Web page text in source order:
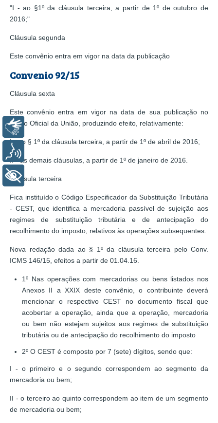
"I - ao §1º da cláusula terceira, a partir de 1º de outubro de
2016;"
Cláusula segunda
Este convênio entra em vigor na data da publicação
Convenio 92/15
Cláusula sexta
Este convênio entra em vigor na data de sua publicação no
Diário Oficial da União, produzindo efeito, relativamente:
I - ao § 1º da cláusula terceira, a partir de 1º de abril de 2016;
II - às demais cláusulas, a partir de 1º de janeiro de 2016.
Cláusula terceira
Fica instituído o Código Especificador da Substituição Tributária
- CEST, que identifica a mercadoria passível de sujeição aos
regimes de substituição tributária e de antecipação do
recolhimento do imposto, relativos às operações subsequentes.
Nova redação dada ao § 1º da cláusula terceira pelo Conv.
ICMS 146/15, efeitos a partir de 01.04.16.
1º Nas operações com mercadorias ou bens listados nos
Anexos II a XXIX deste convênio, o contribuinte deverá
mencionar o respectivo CEST no documento fiscal que
acobertar a operação, ainda que a operação, mercadoria
ou bem não estejam sujeitos aos regimes de substituição
tributária ou de antecipação do recolhimento do imposto
2º O CEST é composto por 7 (sete) dígitos, sendo que:
I - o primeiro e o segundo correspondem ao segmento da
mercadoria ou bem;
II - o terceiro ao quinto correspondem ao item de um segmento
de mercadoria ou bem;
Libras
+ Acessibilidade